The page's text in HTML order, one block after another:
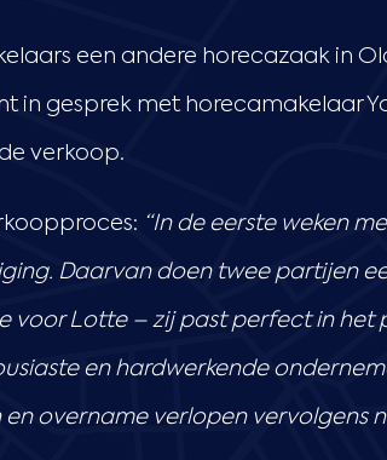
een andere horecazaak in
in gesprek met horecamakelaar
verkoop.
“In de eerste weken
Daarvan doen twee partijen
voor Lotte – zij past perfect in het
en hardwerkende
overname verlopen vervolgens